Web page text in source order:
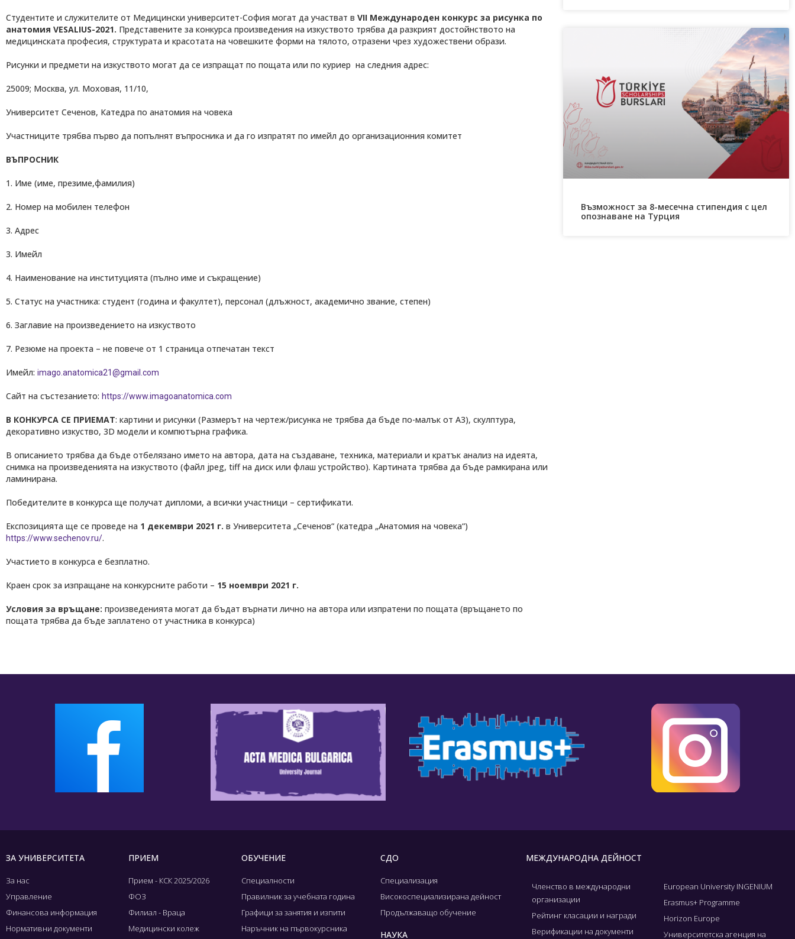
Студентите и служителите от Медицински университет-София могат да участват в VII Международен конкурс за рисунка по
анатомия VESALIUS-2021. Представените за конкурса произведения на изкуството трябва да разкрият достойнството на
медицинската професия, структурата и красотата на човешките форми на тялото, отразени чрез художествени образи.
Рисунки и предмети на изкуството могат да се изпращат по пощата или по куриер на следния адрес:
25009; Москва, ул. Моховая, 11/10,
Университет Сеченов, Катедра по анатомия на човека
Участниците трябва първо да попълнят въпросника и да го изпратят по имейл до организационния комитет
ВЪПРОСНИК
1. Име (име, презиме,фамилия)
2. Номер на мобилен телефон
3. Адрес
3. Имейл
4. Наименование на институцията (пълно име и съкращение)
5. Статус на участника: студент (година и факултет), персонал (длъжност, академично звание, степен)
6. Заглавие на произведението на изкуството
7. Резюме на проекта – не повече от 1 страница отпечатан текст
Имейл: imago.anatomica21@gmail.com
Сайт на състезанието: https://www.imagoanatomica.com
В КОНКУРСА СЕ ПРИЕМАТ: картини и рисунки (Размерът на чертеж/рисунка не трябва да бъде по-малък от A3), скулптура,
декоративно изкуство, 3D модели и компютърна графика.
В описанието трябва да бъде отбелязано името на автора, дата на създаване, техника, материали и кратък анализ на идеята,
снимка на произведенията на изкуството (файл jpeg, tiff на диск или флаш устройство). Картината трябва да бъде рамкирана или
ламинирана.
Победителите в конкурса ще получат дипломи, а всички участници – сертификати.
Експозицията ще се проведе на 1 декември 2021 г. в Университета „Сеченов“ (катедра „Анатомия на човека“)
https://www.sechenov.ru/.
Участието в конкурса е безплатно.
Краен срок за изпращане на конкурсните работи – 15 ноември 2021 г.
Условия за връщане: произведенията могат да бъдат върнати лично на автора или изпратени по пощата (връщането по
пощата трябва да бъде заплатено от участника в конкурса)
Възможност за 8-месечна стипендия с цел
опознаване на Турция
ЗА УНИВЕРСИТЕТА
За нас
Управление
Финансова информация
Нормативни документи
ПРИЕМ
Прием - КСК 2025/2026
ФОЗ
Филиал - Враца
Медицински колеж
ОБУЧЕНИЕ
Специалности
Правилник за учебната година
Графици за занятия и изпити
Наръчник на първокурсника
СДО
Специализация
Високоспециализирана дейност
Продължаващо обучение
НАУКА
МЕЖДУНАРОДНА ДЕЙНОСТ
Членство в международни
организации
Рейтинг класации и награди
Верификации на документи
European University INGENIUM
Erasmus+ Programme
Horizon Europe
Университетска агенция на